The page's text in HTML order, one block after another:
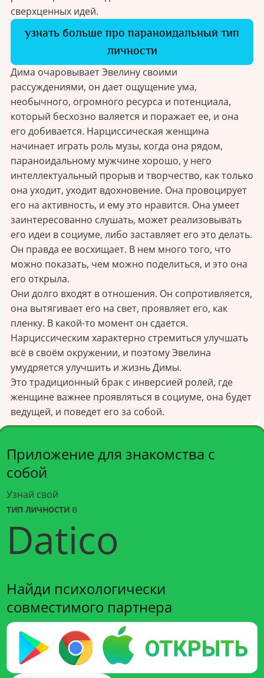
сверхценных идей.
узнать больше про параноидальный тип
личности
Дима очаровывает Эвелину своими
рассуждениями, он дает ощущение ума,
необычного, огромного ресурса и потенциала,
который бесхозно валяется и поражает ее, и она
его добивается. Нарциссическая женщина
начинает играть роль музы, когда она рядом,
параноидальному мужчине хорошо, у него
интеллектуальный прорыв и творчество, как только
она уходит, уходит вдохновение. Она провоцирует
его на активность, и ему это нравится. Она умеет
заинтересованно слушать, может реализовывать
его идеи в социуме, либо заставляет его это делать.
Он правда ее восхищает. В нем много того, что
можно показать, чем можно поделиться, и это она
его открыла.
Они долго входят в отношения. Он сопротивляется,
она вытягивает его на свет, проявляет его, как
пленку. В какой-то момент он сдается.
Нарциссическим характерно стремиться улучшать
всё в своём окружении, и поэтому Эвелина
умудряется улучшить и жизнь Димы.
Это традиционный брак с инверсией ролей, где
женщине важнее проявляться в социуме, она будет
ведущей, и поведет его за собой.
Приложение для знакомства с
собой
Узнай свой
тип личности в
Datico
Найди психологически
совместимого партнера